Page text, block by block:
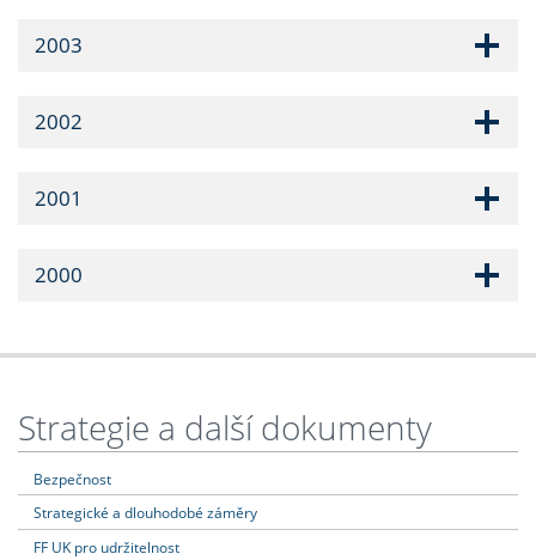
2003
2002
2001
2000
Strategie a další dokumenty
Bezpečnost
Strategické a dlouhodobé záměry
FF UK pro udržitelnost